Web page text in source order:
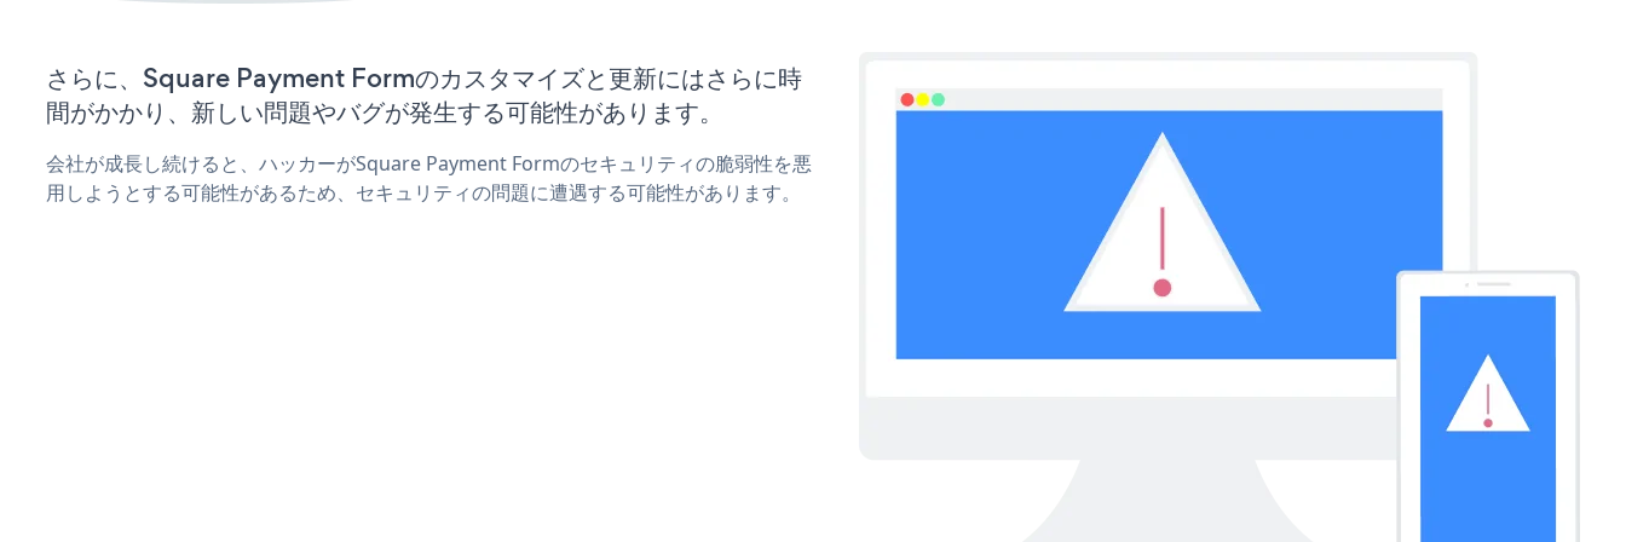
さらに、Square Payment Formのカスタマイズと更新にはさらに時
間がかかり、新しい問題やバグが発生する可能性があります。
会社が成長し続けると、ハッカーがSquare Payment Formのセキュリティの脆弱性を悪
用しようとする可能性があるため、セキュリティの問題に遭遇する可能性があります。